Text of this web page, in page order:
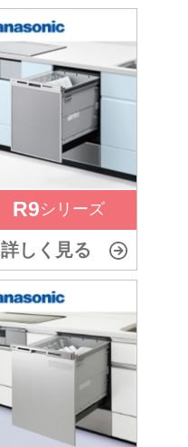
R9シリーズ
詳しく見る